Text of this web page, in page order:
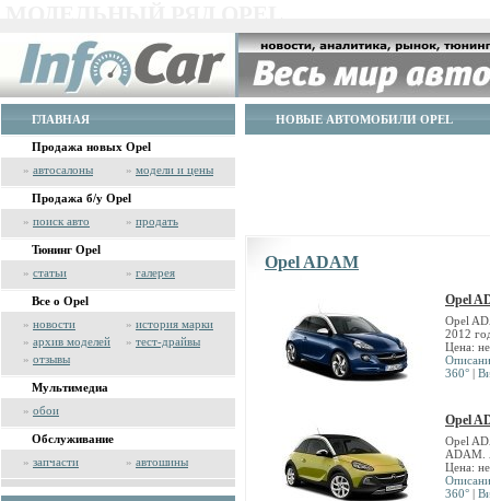
ГЛАВНАЯ
Продажа новых Opel
» автосалоны » модели и цены
Продажа б/у Opel
» поиск авто » продать
Тюнинг Opel
» статьи » галерея
Все о Opel
» новости » история марки
» архив моделей » тест-драйвы
» отзывы
Мультимедиа
» обои
Обслуживание
» запчасти » автошины
НОВЫЕ АВТОМОБИЛИ OPEL
Opel ADAM
Opel
Opel
2012
Цена:
360° |
Opel
Opel
ADAM.
Цена:
360° |